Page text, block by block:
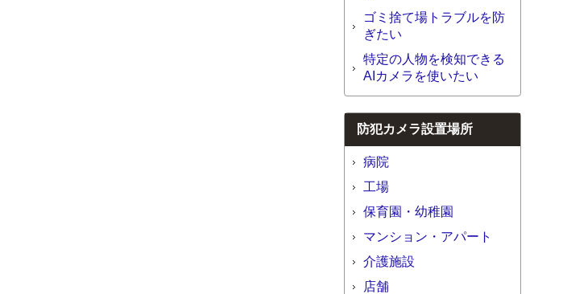
ゴミ捨て場トラブルを防
ぎたい
特定の人物を検知できる
AIカメラを使いたい
防犯カメラ設置場所
病院
工場
保育園・幼稚園
マンション・アパート
介護施設
店舗